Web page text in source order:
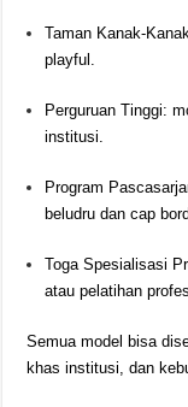
Taman Kanak-
playful.
Perguruan Tinggi:
institusi.
Program
beludru dan cap
Toga Spesialisasi
atau pelatihan
Semua model bisa
khas institusi, dan